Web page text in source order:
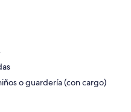
o guardería (con cargo)